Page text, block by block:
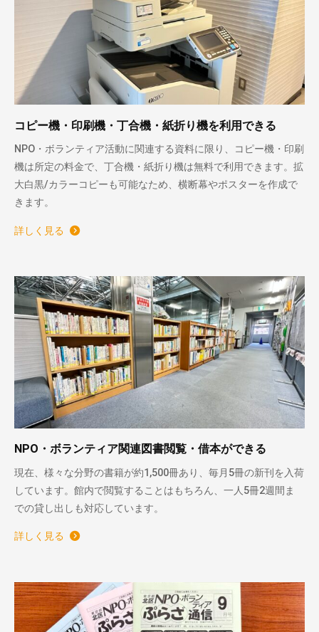
コピー機・印刷機・丁合機・紙折り機を利用できる
NPO・ボランティア活動に関連する資料に限り、コピー機・印刷
機は所定の料金で、丁合機・紙折り機は無料で利用できます。拡
大白黒/カラーコピーも可能なため、横断幕やポスターを作成で
きます。
詳しく見る
NPO・ボランティア関連図書閲覧・借本ができる
現在、様々な分野の書籍が約1,500冊あり、毎月5冊の新刊を入荷
しています。館内で閲覧することはもちろん、一人5冊2週間ま
での貸し出しも対応しています。
詳しく見る